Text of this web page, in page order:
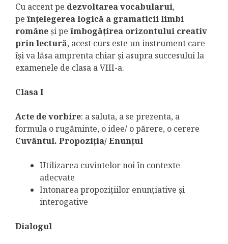
Cu accent pe dezvoltarea vocabularui,
pe înțelegerea logică a gramaticii limbi
româneși pe îmbogățirea orizontului creativ
prin lectură, acest curs este un instrument care
își va lăsa amprenta chiar și asupra succesului la
examenele de clasa a VIII-a.
Clasa I
Acte de vorbire: a saluta, a se prezenta, a
formula o rugăminte, o idee/ o părere, o cerere
Cuvântul. Propoziţia/ Enunţul
Utilizarea cuvintelor noi în contexte
adecvate
Intonarea propoziţiilor enunţiative şi
interogative
Dialogul